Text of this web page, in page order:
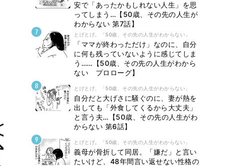
安で「あったかもしれない人生」を思
ってしまう…【50歳、その先の人生が
わからない 第7話】
とげとげ。「50歳、その先の人生がわからない」
「ママが終わっただけ」なのに、自分
に何も残っていないように感じてしま
う……【50歳、その先の人生がわから
ない プロローグ】
とげとげ。「50歳、その先の人生がわからない」
自分だと大げさに騒ぐのに、妻が熱を
出しても「外食してくるから大丈夫」
と言う夫…【50歳、その先の人生がわ
からない 第6話】
とげとげ。「50歳、その先の人生がわからない」
義母が骨折して同居。「嫌だ」と言い
たいけど、48年間言い返せない性格の